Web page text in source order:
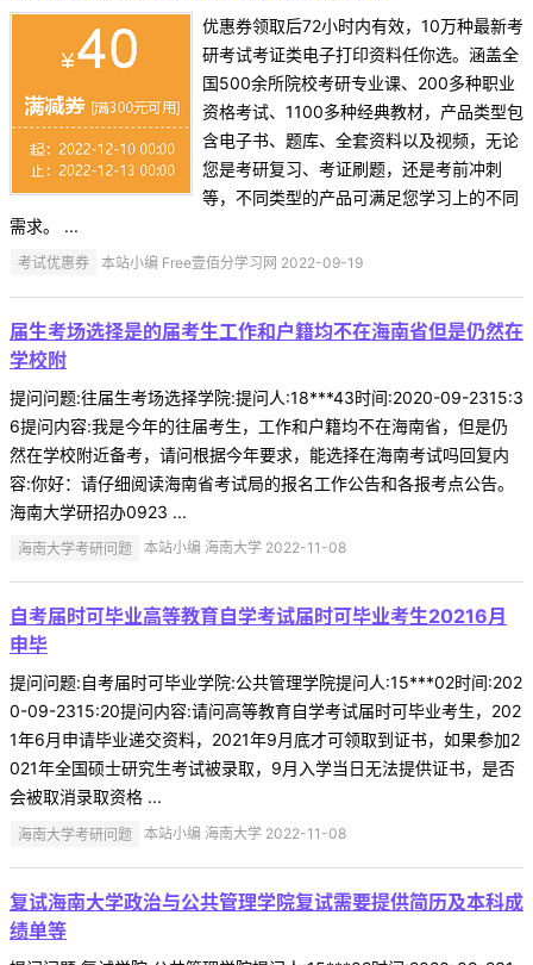
优惠券领取后72小时内有效，10万种最新考
研考试考证类电子打印资料任你选。涵盖全
国500余所院校考研专业课、200多种职业
资格考试、1100多种经典教材，产品类型包
含电子书、题库、全套资料以及视频，无论
您是考研复习、考证刷题，还是考前冲刺
等，不同类型的产品可满足您学习上的不同
需求。 ...
考试优惠券 本站小编 Free壹佰分学习网 2022-09-19
届生考场选择是的届考生工作和户籍均不在海南省但是仍然在
学校附
提问问题:往届生考场选择学院:提问人:18***43时间:2020-09-2315:3
6提问内容:我是今年的往届考生，工作和户籍均不在海南省，但是仍
然在学校附近备考，请问根据今年要求，能选择在海南考试吗回复内
容:你好：请仔细阅读海南省考试局的报名工作公告和各报考点公告。
海南大学研招办0923 ...
海南大学考研问题 本站小编 海南大学 2022-11-08
自考届时可毕业高等教育自学考试届时可毕业考生20216月
申毕
提问问题:自考届时可毕业学院:公共管理学院提问人:15***02时间:202
0-09-2315:20提问内容:请问高等教育自学考试届时可毕业考生，202
1年6月申请毕业递交资料，2021年9月底才可领取到证书，如果参加2
021年全国硕士研究生考试被录取，9月入学当日无法提供证书，是否
会被取消录取资格 ...
海南大学考研问题 本站小编 海南大学 2022-11-08
复试海南大学政治与公共管理学院复试需要提供简历及本科成
绩单等